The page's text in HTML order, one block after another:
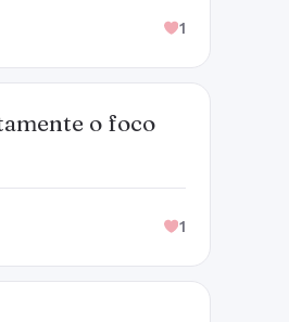
1
o foco
1